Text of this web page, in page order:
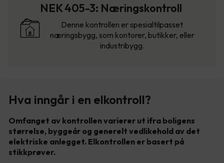
NEK 405-3: Næringskontroll
Denne kontrollen er spesialtilpasset
næringsbygg, som kontorer, butikker, eller
industribygg.
Hva inngår i en elkontroll?
Omfanget av kontrollen varierer ut ifra boligens
størrelse, byggeår og generelt vedlikehold av det
elektriske anlegget. Elkontrollen er basert på
stikkprøver.